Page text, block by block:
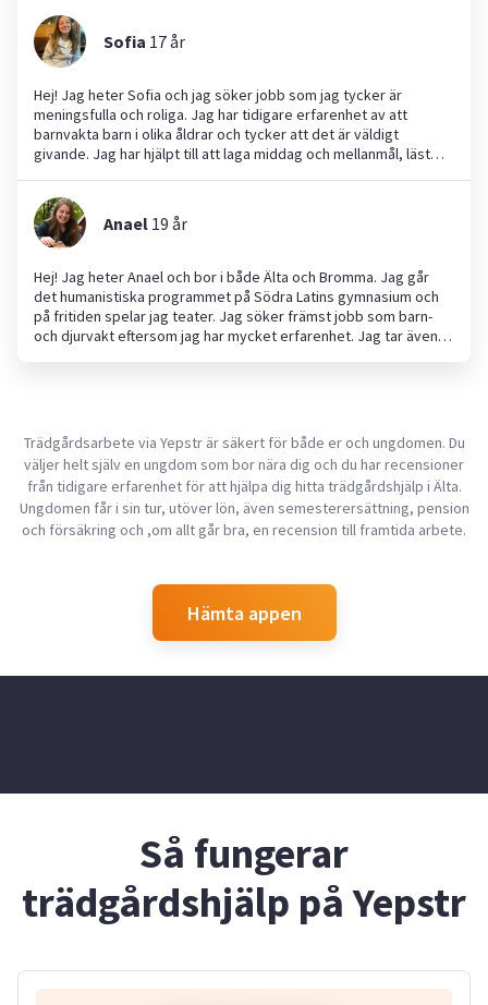
mellanstora och små hundraser. Jag har även erfarenhet av
barnvaktning då jag har hjälpt till att passa småkusiner många
gånger.
Sofia 17år
Hej! Jag heter Sofia och jag söker jobb som jag tycker är
meningsfulla och roliga. Jag har tidigare erfarenhet av att
barnvakta barn i olika åldrar och tycker att det är väldigt
givande. Jag har hjälpt till att laga middag och mellanmål, läst
att jag är seriös och tar jobbet på allvar. Jag ser verkligen fram
emot att få hjälpa till!
Anael 19 år
Hej! Jag heter Anael och bor i både Älta och Bromma. Jag går
det humanistiska programmet på Södra Latins gymnasium och
på fritiden spelar jag teater. Jag söker främst jobb som barn-
och djurvakt eftersom jag har mycket erfarenhet. Jag tar även
gärna av dig om du behöver hjälp med barnpassning eller djur!
Trädgårdsarbete via Yepstr är säkert för både er och ungdomen. Du
väljer helt själv en ungdom som bor nära dig och du har recensioner
från tidigare erfarenhet för att hjälpa dig hitta trädgårdshjälp i Älta.
Ungdomen får i sin tur, utöver lön, även semesterersättning, pension
och försäkring och ,om allt går bra, en recension till framtida arbete.
Hämta appen
Så fungerar
trädgårdshjälp på Yepstr